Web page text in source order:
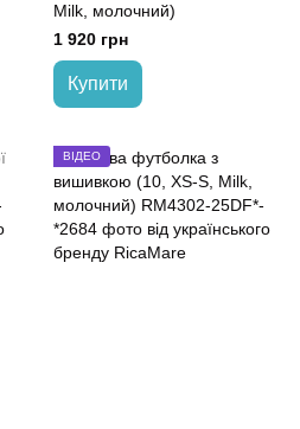
Milk, молочний)
1 920 грн
Купити
ВІДЕО